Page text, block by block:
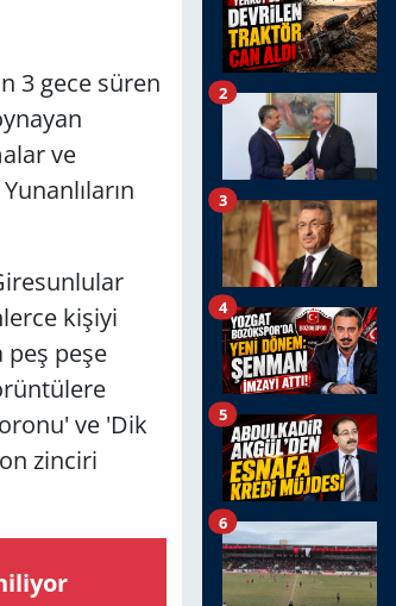
3 gece süren
ve
kişiyi
peş peşe
ve 'Dik
zinciri
2
3
4
5
6